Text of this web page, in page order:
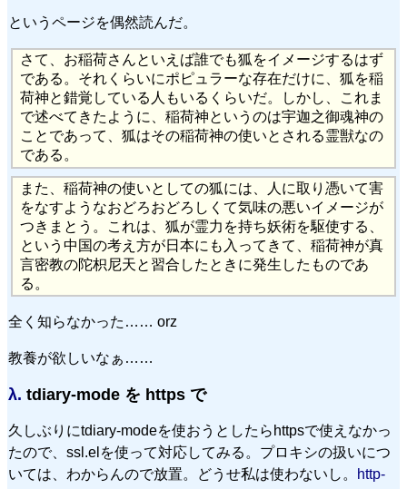
というページを偶然読んだ。
さて、お稲荷さんといえば誰でも狐をイメージするはず
である。それくらいにポピュラーな存在だけに、狐を稲
荷神と錯覚している人もいるくらいだ。しかし、これま
で述べてきたように、稲荷神というのは宇迦之御魂神の
ことであって、狐はその稲荷神の使いとされる霊獣なの
である。
また、稲荷神の使いとしての狐には、人に取り憑いて害
をなすようなおどろおどろしくて気味の悪いイメージが
つきまとう。これは、狐が霊力を持ち妖術を駆使する、
という中国の考え方が日本にも入ってきて、稲荷神が真
言密教の陀枳尼天と習合したときに発生したものであ
る。
全く知らなかった…… orz
教養が欲しいなぁ……
λ. tdiary-mode を https で
久しぶりにtdiary-modeを使おうとしたらhttpsで使えなかっ
たので、ssl.elを使って対応してみる。プロキシの扱いにつ
いては、わからんので放置。どうせ私は使わないし。
http-